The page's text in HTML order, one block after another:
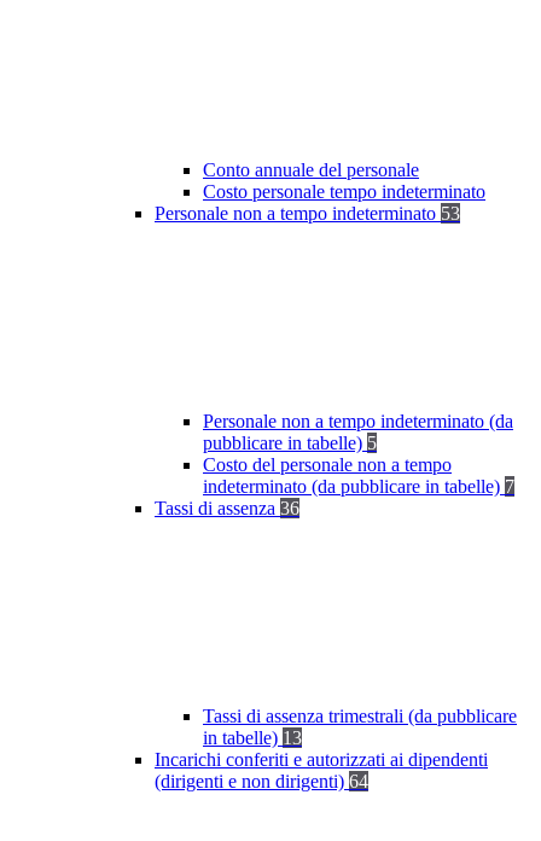
Conto annuale del personale
Costo personale tempo indeterminato
Personale non a tempo indeterminato 53
Personale non a tempo indeterminato (da
pubblicare in tabelle) 5
Costo del personale non a tempo
indeterminato (da pubblicare in tabelle) 7
Tassi di assenza 36
Tassi di assenza trimestrali (da pubblicare
in tabelle) 13
Incarichi conferiti e autorizzati ai dipendenti
(dirigenti e non dirigenti) 64